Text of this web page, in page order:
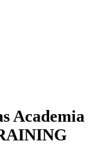
Academia